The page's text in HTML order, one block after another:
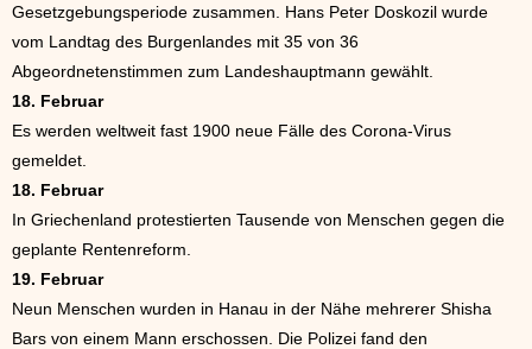
Gesetzgebungsperiode zusammen. Hans Peter Doskozil wurde
vom Landtag des Burgenlandes mit 35 von 36
Abgeordnetenstimmen zum Landeshauptmann gewählt.
18. Februar
Es werden weltweit fast 1900 neue Fälle des Corona-Virus
gemeldet.
18. Februar
In Griechenland protestierten Tausende von Menschen gegen die
geplante Rentenreform.
19. Februar
Neun Menschen wurden in Hanau in der Nähe mehrerer Shisha
Bars von einem Mann erschossen. Die Polizei fand den